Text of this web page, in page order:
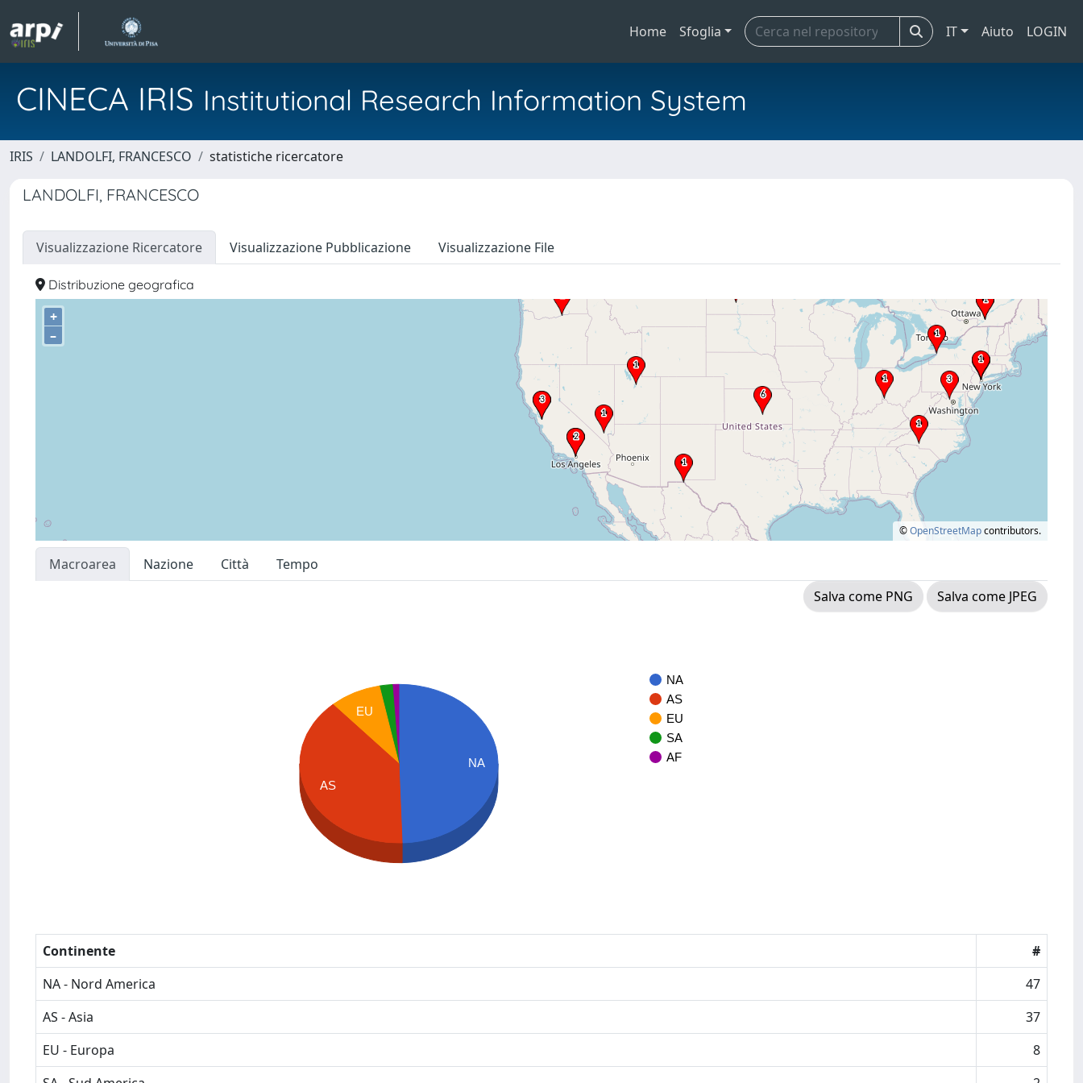
Home Sfoglia IT Aiuto LOGIN
CINECA IRIS Institutional Research Information System
IRIS LANDOLFI, FRANCESCO statistiche ricercatore
LANDOLFI, FRANCESCO
Visualizzazione Ricercatore Visualizzazione Pubblicazione Visualizzazione File
Distribuzione geografica
+
–
©OpenStreetMapcontributors.
Macroarea Nazione Città
Tempo
Salva come PNG
Salva come JPEG
NA
AS
EU
SA
AF
NA
EU
AS
Continente
#
NA - Nord America
47
AS - Asia
37
EU - Europa
8